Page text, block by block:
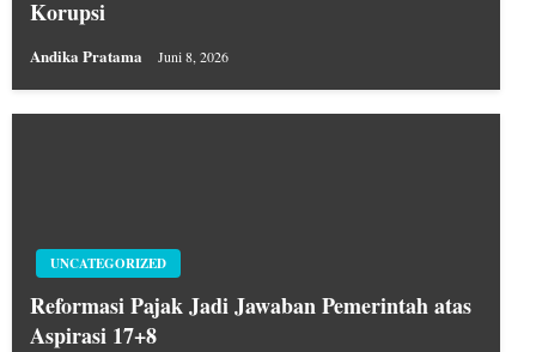
Korupsi
Andika Pratama Juni 8, 2026
UNCATEGORIZED
Reformasi Pajak Jadi Jawaban Pemerintah atas
Aspirasi 17+8